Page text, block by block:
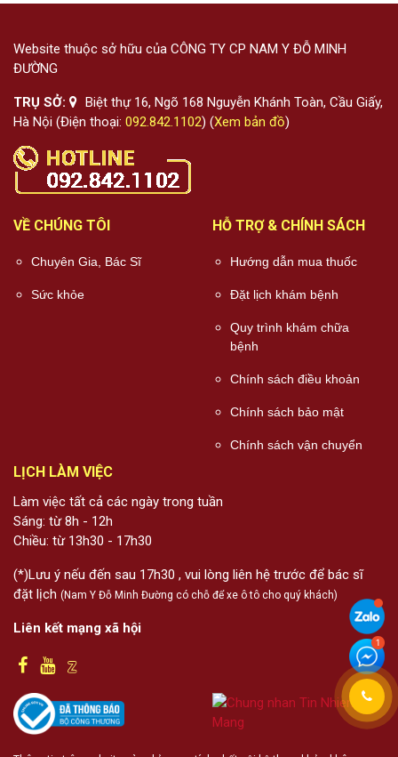
Website thuộc sở hữu của CÔNG TY CP NAM Y ĐỖ MINH
ĐƯỜNG
TRỤ SỞ:
Biệt thự 16, Ngõ 168 Nguyễn Khánh Toàn, Cầu Giấy,
Hà Nội (Điện thoại: 092.842.1102) (Xem bản đồ)
VỀ CHÚNG TÔI
Chuyên Gia, Bác Sĩ
Sức khỏe
HỖ TRỢ & CHÍNH SÁCH
Hướng dẫn mua thuốc
Đặt lịch khám bệnh
Quy trình khám chữa
bệnh
Chính sách điều khoản
Chính sách bảo mật
Chính sách vận chuyển
LỊCH LÀM VIỆC
Làm việc tất cả các ngày trong tuần
Sáng: từ 8h - 12h
Chiều: từ 13h30 - 17h30
(*)Lưu ý nếu đến sau 17h30 , vui lòng liên hệ trước để bác sĩ
đặt lịch (Nam Y Đỗ Minh Đường có chỗ để xe ô tô cho quý khách)
Liên kết mạng xã hội